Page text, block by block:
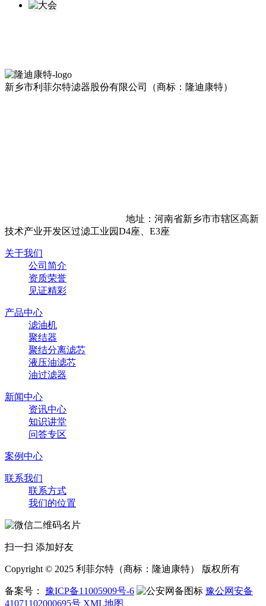
新乡市利菲尔特滤器股份有限公司（商标：隆迪康特）
地址：河南省新乡市市辖区高新
技术产业开发区过滤工业园D4座、E3座
关于我们
公司简介
资质荣誉
见证精彩
产品中心
滤油机
聚结器
聚结分离滤芯
液压油滤芯
油过滤器
新闻中心
资讯中心
知识讲堂
问答专区
案例中心
联系我们
联系方式
我们的位置
扫一扫 添加好友
Copyright © 2025 利菲尔特（商标：隆迪康特） 版权所有
备案号： 豫ICP备11005909号-6
豫公网安备
41071102000695号 XML地图